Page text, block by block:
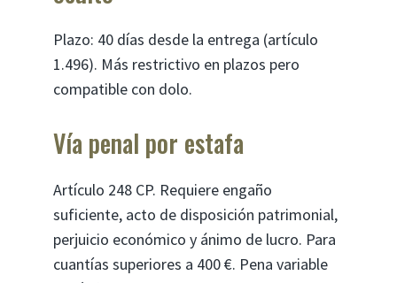
Plazo: 40 días desde la entrega (artículo
1.496). Más restrictivo en plazos pero
compatible con dolo.
Vía penal por estafa
Artículo 248 CP. Requiere engaño
suficiente, acto de disposición patrimonial,
perjuicio económico y ánimo de lucro. Para
cuantías superiores a 400 €. Pena variable